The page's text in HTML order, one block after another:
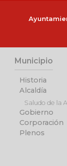
Municipio
Historia
Alcaldía
Saludo de la
Gobierno
Corporación
Plenos